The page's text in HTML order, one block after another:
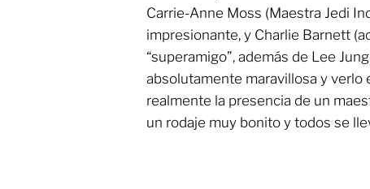
Carrie-Anne Moss (Maestra Jedi
impresionante, y Charlie Barnett
“superamigo”, además de Lee
absolutamente maravillosa y verlo
realmente la presencia de un
un rodaje muy bonito y todos se